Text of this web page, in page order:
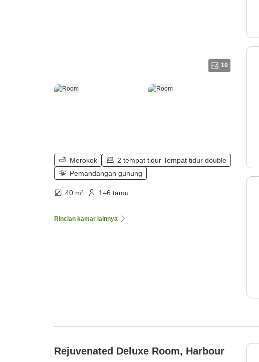
10
Merokok
2 tempat tidur Tempat tidur double
Pemandangan gunung
40 m² 1–6 tamu
Rincian kamar lainnya
Rejuvenated Deluxe Room, Harbour